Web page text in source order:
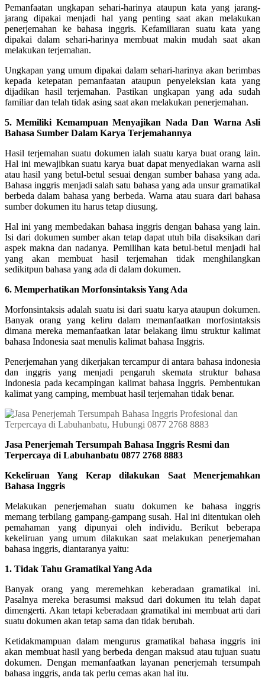
Pemanfaatan ungkapan sehari-harinya ataupun kata yang jarang-
jarang dipakai menjadi hal yang penting saat akan melakukan
penerjemahan ke bahasa inggris. Kefamiliaran suatu kata yang
dipakai dalam sehari-harinya membuat makin mudah saat akan
melakukan terjemahan.
Ungkapan yang umum dipakai dalam sehari-harinya akan berimbas
kepada ketepatan pemanfaatan ataupun penyeleksian kata yang
dijadikan hasil terjemahan. Pastikan ungkapan yang ada sudah
familiar dan telah tidak asing saat akan melakukan penerjemahan.
5. Memiliki Kemampuan Menyajikan Nada Dan Warna Asli
Bahasa Sumber Dalam Karya Terjemahannya
Hasil terjemahan suatu dokumen ialah suatu karya buat orang lain.
Hal ini mewajibkan suatu karya buat dapat menyediakan warna asli
atau hasil yang betul-betul sesuai dengan sumber bahasa yang ada.
Bahasa inggris menjadi salah satu bahasa yang ada unsur gramatikal
berbeda dalam bahasa yang berbeda. Warna atau suara dari bahasa
sumber dokumen itu harus tetap diusung.
Hal ini yang membedakan bahasa inggris dengan bahasa yang lain.
Isi dari dokumen sumber akan tetap dapat utuh bila disaksikan dari
aspek makna dan nadanya. Pemilihan kata betul-betul menjadi hal
yang akan membuat hasil terjemahan tidak menghilangkan
sedikitpun bahasa yang ada di dalam dokumen.
6. Memperhatikan Morfonsintaksis Yang Ada
Morfonsintaksis adalah suatu isi dari suatu karya ataupun dokumen.
Banyak orang yang keliru dalam memanfaatkan morfosintaksis
dimana mereka memanfaatkan latar belakang ilmu struktur kalimat
bahasa Indonesia saat menulis kalimat bahasa Inggris.
Penerjemahan yang dikerjakan tercampur di antara bahasa indonesia
dan inggris yang menjadi pengaruh skemata struktur bahasa
Indonesia pada kecampingan kalimat bahasa Inggris. Pembentukan
kalimat yang camping, membuat hasil terjemahan tidak benar.
Jasa Penerjemah Tersumpah Bahasa Inggris Resmi dan
Terpercaya di Labuhanbatu 0877 2768 8883
Kekeliruan Yang Kerap dilakukan Saat Menerjemahkan
Bahasa Inggris
Melakukan penerjemahan suatu dokumen ke bahasa inggris
memang terbilang gampang-gampang susah. Hal ini ditentukan oleh
pemahaman yang dipunyai oleh individu. Berikut beberapa
kekeliruan yang umum dilakukan saat melakukan penerjemahan
bahasa inggris, diantaranya yaitu:
1. Tidak Tahu Gramatikal Yang Ada
Banyak orang yang meremehkan keberadaan gramatikal ini.
Pasalnya mereka berasumsi maksud dari dokumen itu telah dapat
dimengerti. Akan tetapi keberadaan gramatikal ini membuat arti dari
suatu dokumen akan tetap sama dan tidak berubah.
Ketidakmampuan dalam mengurus gramatikal bahasa inggris ini
akan membuat hasil yang berbeda dengan maksud atau tujuan suatu
dokumen. Dengan memanfaatkan layanan penerjemah tersumpah
bahasa inggris, anda tak perlu cemas akan hal itu.